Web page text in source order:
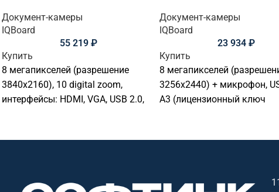
Документ-камеры
IQBoard
55 219₽
Купить
8 мегапикселей (разрешение
3840x2160), 10 digital zoom,
интерфейсы: HDMI, VGA, USB 2.0,
Документ-камеры
IQBoard
23 934₽
Купить
8 мегапикселей
3256х2440) + микрофон,
A3 (лицензионный ключ